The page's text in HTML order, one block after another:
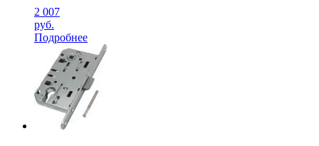
2 007
руб.
Подробнее